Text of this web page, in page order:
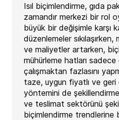
Isıl biçimlendirme, gıda
zamandır merkezi bir rol
büyük bir değişimle karşı
düzenlemeler
ve maliyetler artarken,
mühürleme hatları
çalışmaktan fazlasını
taze, uygun fiyatlı ve geri
yöntemini de
ve teslimat sektörünü
biçimlendirme trendlerine